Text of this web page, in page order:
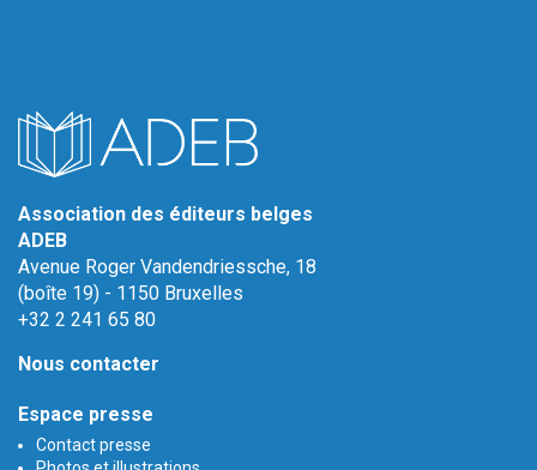
Association des éditeurs belges
ADEB
Avenue Roger Vandendriessche, 18
(boîte 19) - 1150 Bruxelles
+32 2 241 65 80
Nous contacter
Espace presse
Contact presse